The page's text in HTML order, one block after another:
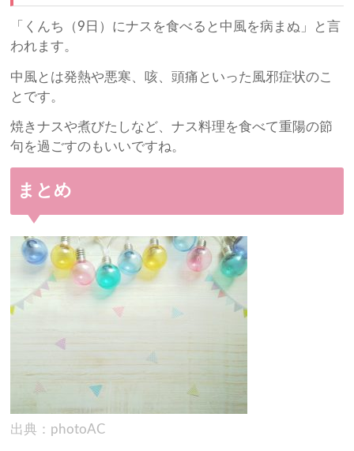
「くんち（9日）にナスを食べると中風を病まぬ」と言
われます。
中風とは発熱や悪寒、咳、頭痛といった風邪症状のこ
とです。
焼きナスや煮びたしなど、ナス料理を食べて重陽の節
句を過ごすのもいいですね。
まとめ
出典：photoAC